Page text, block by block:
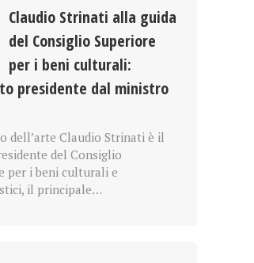
Claudio Strinati alla guida
del Consiglio Superiore
per i beni culturali:
presidente dal ministro
dell’arte Claudio Strinati è il
del Consiglio
per i beni culturali e
il principale…